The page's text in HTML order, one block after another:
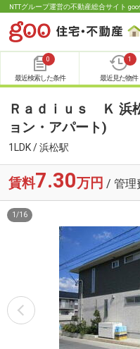
NTTグループ運営の不動産総合サイト
0
最近検索した条件
1
最近見た物件
Ｒａｄｉｕｓ Ｋ 浜
ョン・アパート)
1LDK / 浜松駅
賃料7.30万円 / 管理
1 /16